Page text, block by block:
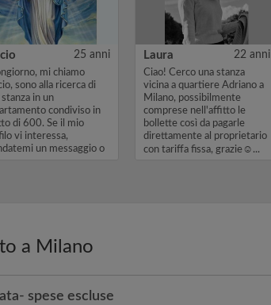
25 anni
mi chiamo
sono alla ricerca di
stanza in un
condiviso in
di 600. Se il mio
vi interessa,
un messaggio o
Laura 22 anni
Ciao! Cerco una stanza
vicina a quartiere Adriano a
Milano, possibilmente
comprese nell'affitto le
bollette così da pagarle
direttamente al proprietario
con tariffa fissa, grazie☺️...
a Milano
spese escluse